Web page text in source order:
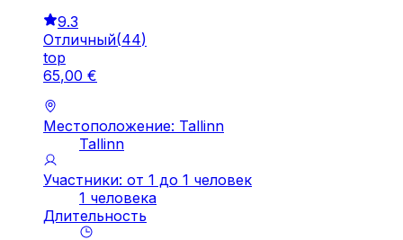
9.3
Отличный(44)
top
65,00 €
Местоположение: Tallinn
Tallinn
Участники: от 1 до 1 человек
1 человека
Длительность